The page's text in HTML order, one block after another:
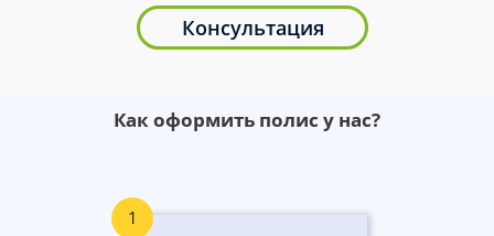
Консультация
Как оформить полис у нас?
1